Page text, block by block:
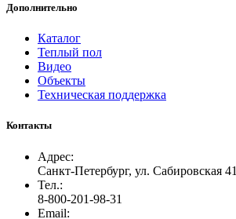
Дополнительно
Каталог
Теплый пол
Видео
Объекты
Техническая поддержка
Контакты
Адрес:
Санкт-Петербург, ул. Сабировская 41
Тел.:
8-800-201-98-31
Email: